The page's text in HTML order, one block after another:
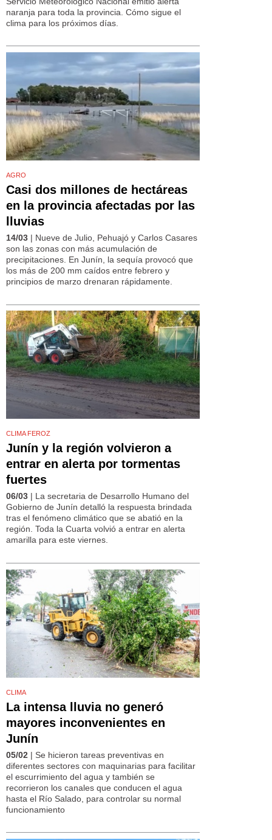
naranja para toda la provincia. Cómo sigue el
clima para los próximos días.
AGRO
Casi dos millones de hectáreas
en la provincia afectadas por las
lluvias
14/03 | Nueve de Julio, Pehuajó y Carlos Casares
son las zonas con más acumulación de
precipitaciones. En Junín, la sequía provocó que
los más de 200 mm caídos entre febrero y
principios de marzo drenaran rápidamente.
CLIMA FEROZ
Junín y la región volvieron a
entrar en alerta por tormentas
fuertes
06/03 | La secretaria de Desarrollo Humano del
Gobierno de Junín detalló la respuesta brindada
tras el fenómeno climático que se abatió en la
región. Toda la Cuarta volvió a entrar en alerta
amarilla para este viernes.
CLIMA
La intensa lluvia no generó
mayores inconvenientes en
Junín
05/02 | Se hicieron tareas preventivas en
diferentes sectores con maquinarias para facilitar
el escurrimiento del agua y también se
recorrieron los canales que conducen el agua
hasta el Río Salado, para controlar su normal
funcionamiento